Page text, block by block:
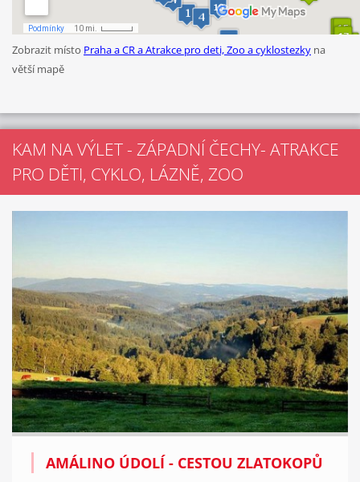
Zobrazit místo Praha a CR a Atrakce pro deti, Zoo a cyklostezky na
větší mapě
KAM NA VÝLET - ZÁPADNÍ ČECHY- ATRAKCE
PRO DĚTI, CYKLO, LÁZNĚ, ZOO
AMÁLINO ÚDOLÍ - CESTOU ZLATOKOPŮ